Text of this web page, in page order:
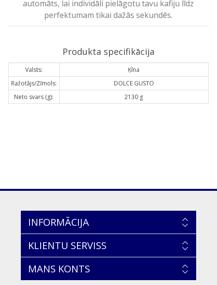
automāts, lai individāli pielāgotu tavu kafiju līdz
perfektumam tikai dažās sekundēs.
Produkta specifikācija
Valsts:
Ķīna
Ražotājs/Zīmols:
DOLCE GUSTO
Neto svars (g):
2130 g
INFORMĀCIJA
KLIENTU SERVISS
MANS KONTS